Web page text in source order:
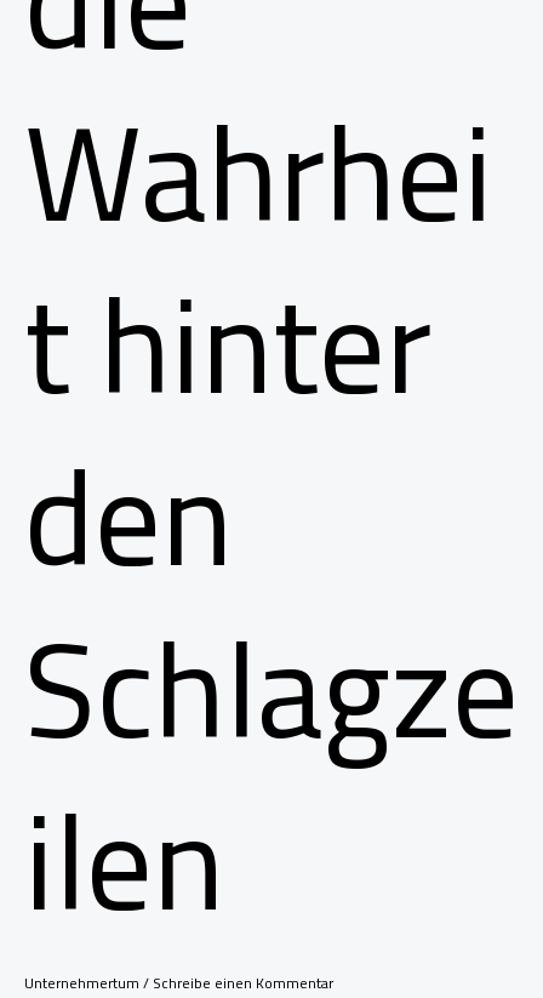
Wahrhei
t hinter
den
Schlagze
ilen
Unternehmertum/Schreibe einen Kommentar